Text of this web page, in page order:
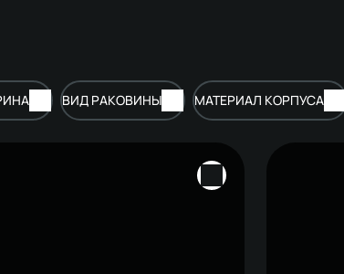
ВИД РАКОВИНЫ МАТЕРИАЛ КОРПУСА